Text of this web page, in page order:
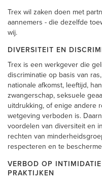
Trex wil zaken doen met
aannemers - die dezelfde
wij.
DIVERSITEIT EN
Trex is een werkgever die
discriminatie op basis van
nationale afkomst, leeftijd,
zwangerschap, seksuele
uitdrukking, of enige andere
wetgeving verboden is.
voordelen van diversiteit en
rechten van
respecteren en te
VERBOD OP
PRAKTIJKEN